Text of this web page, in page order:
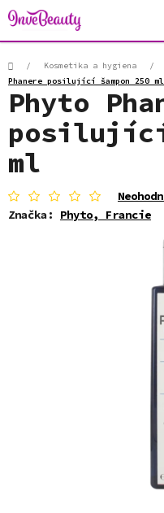
Přejít
na
obsah
Domů/ Kosmetika a hygiena /
Phanere posilující šampon 250 ml
Phyto
posilující
ml
Průměrné
hodnocení
produktu
Značka: Phyto, Francie